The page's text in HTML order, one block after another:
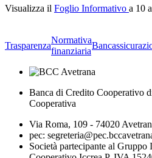
Visualizza il Foglio Informativo a 10
Trasparenza
Normativa
finanziaria
Banca di Credito Cooperativo
Cooperativa
Via Roma, 109 - 74020
pec:
Società partecipante al